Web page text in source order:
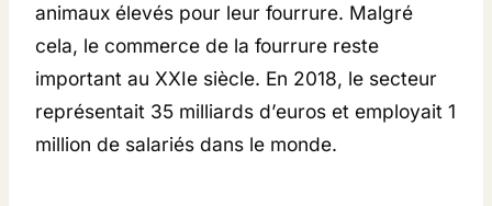
animaux élevés pour leur fourrure. Malgré
cela, le commerce de la fourrure reste
important au XXIe siècle. En 2018, le secteur
représentait 35 milliards d’euros et employait 1
million de salariés dans le monde.